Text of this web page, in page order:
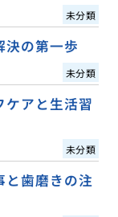
未分類
決の第一歩
未分類
ケアと生活習
未分類
と歯磨きの注